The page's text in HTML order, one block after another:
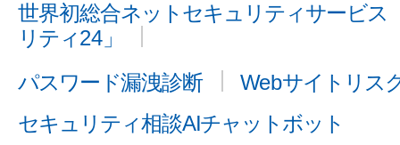
世界初総合ネットセキュリティサービス
リティ24」
パスワード漏洩診断
Webサイトリス
セキュリティ相談AIチャットボット